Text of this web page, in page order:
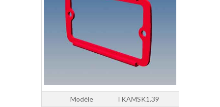
Modèle
TKAMSK1.39